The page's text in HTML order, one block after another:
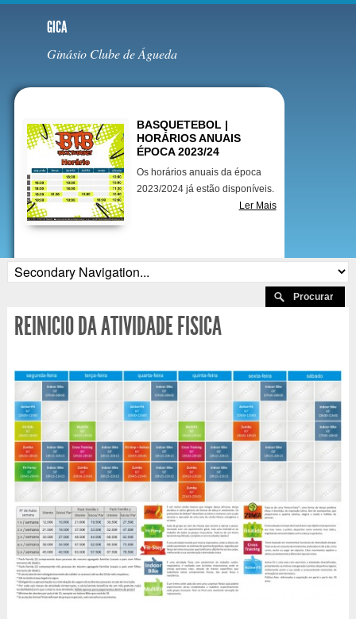
GICA
Ginásio Clube de Águeda
BASQUETEBOL |
HORÁRIOS ANUAIS
ÉPOCA 2023/24
Os horários anuais da época
2023/2024 já estão disponíveis.
Ler Mais
REINICIO DA ATIVIDADE FISICA